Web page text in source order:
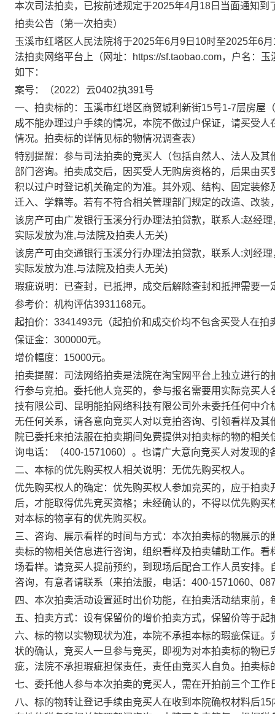
本次司法拍卖， 已按前述规定于2025年4月 18 日 当面通知到
拍卖公告 （第一次拍卖）
玉溪市红塔区人民法院将于2025年6月 9 日 10时至2025年6月
法拍卖网络平台上（网址：
https://sf.taobao.com，户名：
如下：
案号：
（2022）云0402执391号
一、 拍卖标的： 玉溪市红塔区商贸城利新街15号1-7层房屋 （
成不能办理过户手续的情况，本院不做过户保证，请买受人
情况。拍卖标的详情见标的物情况调查表）
特别提醒：参与司法拍卖的竞买人（包括自然人、法人及
部门咨询。拍卖成交后，因买受人无购房资格的，后果由
积以过户时登记机关确定的为准。其外观、结构、固定装
迁入、学籍等。若有不符合相关管理部门规定的改造、改装
该房产可由广发银行玉溪分行办理法拍贷款，联系人:赵经
实际发放为准,与法院及拍卖人无关)
该房产可由交通银行玉溪分行办理法拍贷款，联系人:刘经
实际发放为准,与法院及拍卖人无关)
瑕疵说明：
已查封，已抵押，成交后解除查封和抵押需要一
参考价： 机构评估3931168元。
起拍价： 3341493元 （起拍价和成交价均不包含买受人在
保证金： 300000元。
增价幅度： 15000元。
拍卖提醒：司法网络拍卖是法院在淘宝网平台上独立进行
行参与竞拍。委托他人竞买的，参与报名需要用实际竞买
技有限公司、昆明能拍网络科技有限公司外未委托任何中
无任何关系，请各意向竞买人对以竞拍咨询、引领看样及
院已委托来拍法服在拍卖期间免费提供对拍卖标的物的相
询电话：（400-1571060）。也请广大意向竞买人对发现
二、 本标的优先购买权人相关说明： 无优先购买权人。
优先购买权人的确定：优先购买权人参加竞买的，应于拍
后，才能取得优先竞买资格；未经确认的，不得以优先购
对本标的物享有的优先购买权。
三、咨询、展示看样的时间与方式： 本次拍卖标的物展示的
卖标的物相关信息进行咨询，组织看样及拍卖辅助工作。看
场看样。请竞买人提前预约，到现场后配合工作人员安排。
咨询， 有意者请联系 （来拍法服，电话： 400-1571060、
四、本次拍卖活动设置延时出价功能，在拍卖活动结束前，
五、拍卖方式：设有保留价的增价拍卖方式，保留价等于
六、标的物以实物现状为准，本院不承担本标的瑕疵保证。
状的确认， 竞买人一旦参与竞买，即视为对本拍卖标的物
疵，法院不承担瑕疵担保责任， 责任由竞买人 自负。 拍卖标
七、委托他人参与本次拍卖的竞买人，需在开拍前三个工作
八、 标的物转让登记手续由竞买人在收到本院确权材料后15